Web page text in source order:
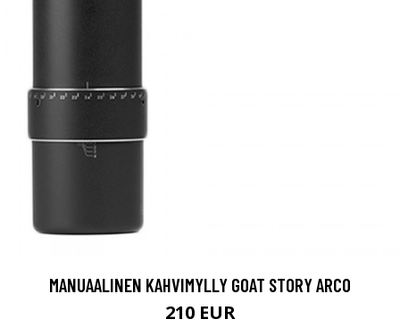
MANUAALINEN KAHVIMYLLY GOAT STORY ARCO
210 EUR